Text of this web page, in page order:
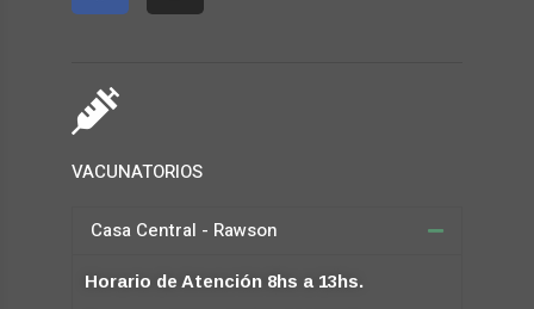
VACUNATORIOS
Casa Central - Rawson
Horario de Atención 8hs a 13hs.